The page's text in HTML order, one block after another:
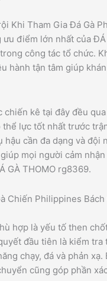
Khi Tham Gia Đá Gà
điểm lớn nhất của
công tác tổ chức.
hành tận tâm giúp
chiến kê tại đây đều
thể lực tốt nhất trước
hậu cần đa dạng và
mọi người cảm
GÀ THOMO rg8369.
Chiến Philippines
hợp là yếu tố then
đầu tiên là kiểm
chạy, đá và phản
cũng góp phần